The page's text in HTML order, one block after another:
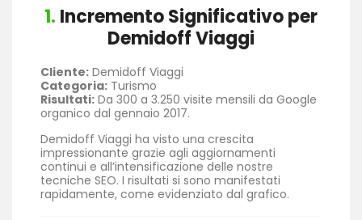
1. Incremento Significativo per
Demidoff Viaggi
Cliente: Demidoff Viaggi
Categoria: Turismo
Risultati: Da 300 a 3.250 visite mensili da Google
organico dal gennaio 2017.
Demidoff Viaggi ha visto una crescita
impressionante grazie agli aggiornamenti
continui e all’intensificazione delle nostre
tecniche SEO. I risultati si sono manifestati
rapidamente, come evidenziato dal grafico.